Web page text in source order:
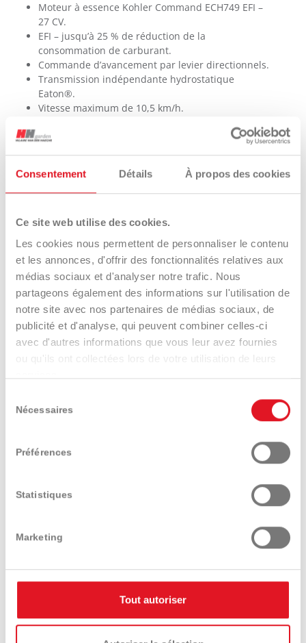
Consentement Détails À propos des cookies
Ce site web utilise des cookies.
Les cookies nous permettent de personnaliser le contenu
et les annonces, d'offrir des fonctionnalités relatives aux
médias sociaux et d'analyser notre trafic. Nous
partageons également des informations sur l'utilisation de
notre site avec nos partenaires de médias sociaux, de
publicité et d'analyse, qui peuvent combiner celles-ci
avec d'autres informations que vous leur avez fournies
ou qu'ils ont collectées lors de votre utilisation de leurs
Nécessaires
Préférences
Statistiques
Marketing
Tout autoriser
Moteur à essence Kohler Command ECH749 EFI –
27 CV.
EFI – jusqu’à 25 % de réduction de la
consommation de carburant.
Commande d’avancement par levier directionnels.
Transmission indépendante hydrostatique
Eaton®.
Vitesse maximum de 10,5 km/h.
D’origine avec siège confort.
vidange en hauteur – commande électrique.
Arceau repliable requis.
Tondeuse pour ramassage 107 cm – 42″.
Tondeuse pour ramassage 122 cm – 48″.
Tondeuse pour ramassage 132 cm – 52″.
Tondeuse mulching 107 cm – 42″.
Tondeuse mulching 122 cm – 48″.
INTERACTIONS
Trouver un distributeur
Tester un modèle Demander le catalogue
Présentation Caractéristiques Equipements